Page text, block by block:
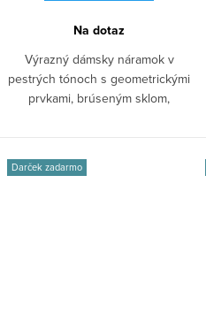
Na dotaz
Výrazný dámsky náramok v
pestrých tónoch s geometrickými
prvkami, brúseným sklom,
Darček zadarmo